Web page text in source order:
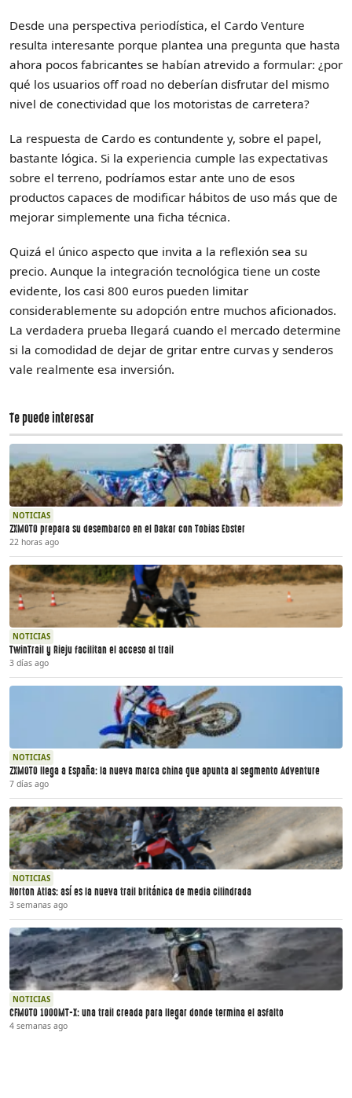
Desde una perspectiva periodística, el Cardo Venture
resulta interesante porque plantea una pregunta que hasta
ahora pocos fabricantes se habían atrevido a formular: ¿por
qué los usuarios off road no deberían disfrutar del mismo
nivel de conectividad que los motoristas de carretera?
La respuesta de Cardo es contundente y, sobre el papel,
bastante lógica. Si la experiencia cumple las expectativas
sobre el terreno, podríamos estar ante uno de esos
productos capaces de modificar hábitos de uso más que de
mejorar simplemente una ficha técnica.
Quizá el único aspecto que invita a la reflexión sea su
precio. Aunque la integración tecnológica tiene un coste
evidente, los casi 800 euros pueden limitar
considerablemente su adopción entre muchos aficionados.
La verdadera prueba llegará cuando el mercado determine
si la comodidad de dejar de gritar entre curvas y senderos
vale realmente esa inversión.
Te puede interesar
NOTICIAS
ZXMOTO prepara su desembarco en el Dakar con Tobias Ebster
22 horas ago
NOTICIAS
TwinTrail y Rieju facilitan el acceso al trail
3 días ago
NOTICIAS
ZXMOTO llega a España: la nueva marca china que apunta al segmento Adventure
7 días ago
NOTICIAS
Norton Atlas: así es la nueva trail británica de media cilindrada
3 semanas ago
NOTICIAS
CFMOTO 1000MT-X: una trail creada para llegar donde termina el asfalto
4 semanas ago